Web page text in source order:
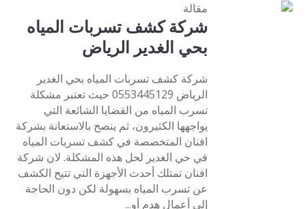
مقالة
شركة كشف تسربات المياه
بحي الغدير الرياض
شركة كشف تسربات المياه بحي الغدير
الرياض 0553445129 حيث تعتبر مشكلة
تسرب المياه من القضايا الشائعة التي
يواجهها الكثيرون، ثم ينصح بالاستعانة بشركة
افنان المتخصصة في كشف تسربات المياه
في حي الغدير لحل هذه المشكلة. لان شركة
افنان تمتلك أحدث الأجهزة التي تتيح الكشف
عن تسرب المياه بسهولة لكن دون الحاجة
إلى أعمال هدم أو...